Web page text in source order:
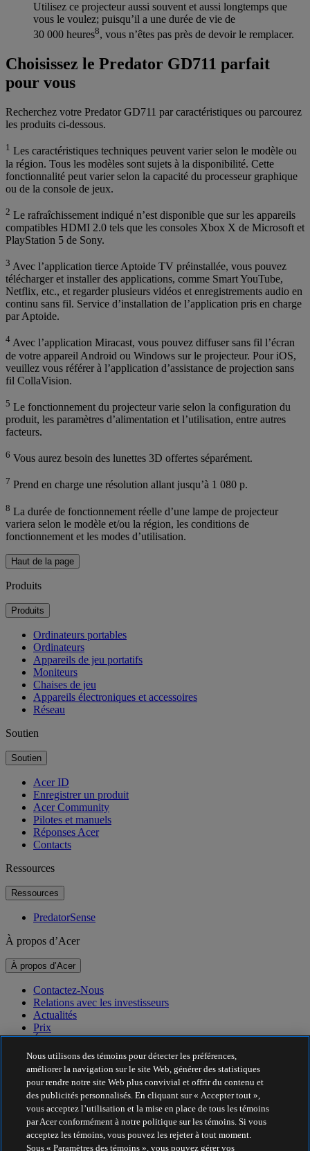
Utilisez ce projecteur aussi souvent et aussi longtemps que
vous le voulez; puisqu’il a une durée de vie de
30 000 heures8, vous n’êtes pas près de devoir le remplacer.
Choisissez le Predator GD711 parfait
pour vous
Recherchez votre Predator GD711 par caractéristiques ou parcourez
les produits ci-dessous.
1 Les caractéristiques techniques peuvent varier selon le modèle ou
la région. Tous les modèles sont sujets à la disponibilité. Cette
fonctionnalité peut varier selon la capacité du processeur graphique
ou de la console de jeux.
2 Le rafraîchissement indiqué n’est disponible que sur les appareils
compatibles HDMI 2.0 tels que les consoles Xbox X de Microsoft et
PlayStation 5 de Sony.
3 Avec l’application tierce Aptoide TV préinstallée, vous pouvez
télécharger et installer des applications, comme Smart YouTube,
Netflix, etc., et regarder plusieurs vidéos et enregistrements audio en
continu sans fil. Service d’installation de l’application pris en charge
par Aptoide.
4 Avec l’application Miracast, vous pouvez diffuser sans fil l’écran
de votre appareil Android ou Windows sur le projecteur. Pour iOS,
veuillez vous référer à l’application d’assistance de projection sans
fil CollaVision.
5 Le fonctionnement du projecteur varie selon la configuration du
produit, les paramètres d’alimentation et l’utilisation, entre autres
facteurs.
6 Vous aurez besoin des lunettes 3D offertes séparément.
7 Prend en charge une résolution allant jusqu’à 1 080 p.
8 La durée de fonctionnement réelle d’une lampe de projecteur
variera selon le modèle et/ou la région, les conditions de
fonctionnement et les modes d’utilisation.
Haut de la page
Produits
Produits
Ordinateurs portables
Ordinateurs
Appareils de jeu portatifs
Moniteurs
Chaises de jeu
Appareils électroniques et accessoires
Réseau
Soutien
Soutien
Acer ID
Enregistrer un produit
Acer Community
Pilotes et manuels
Réponses Acer
Contacts
Ressources
Ressources
PredatorSense
À propos d’Acer
À propos d’Acer
Contactez-Nous
Relations avec les investisseurs
Actualités
Prix
Événements
Durabilité
Durabilité
Responsabilité sociale de l’entreprise
Empreinte carbone des produits
Project Humanity
Nous utilisons des témoins pour détecter les préférences,
améliorer la navigation sur le site Web, générer des statistiques
pour rendre notre site Web plus convivial et offrir du contenu et
des publicités personnalisés. En cliquant sur « Accepter tout »,
vous acceptez l’utilisation et la mise en place de tous les témoins
par Acer conformément à notre politique sur les témoins. Si vous
acceptez les témoins, vous pouvez les rejeter à tout moment.
Sous « Paramètres des témoins », vous pouvez gérer vos